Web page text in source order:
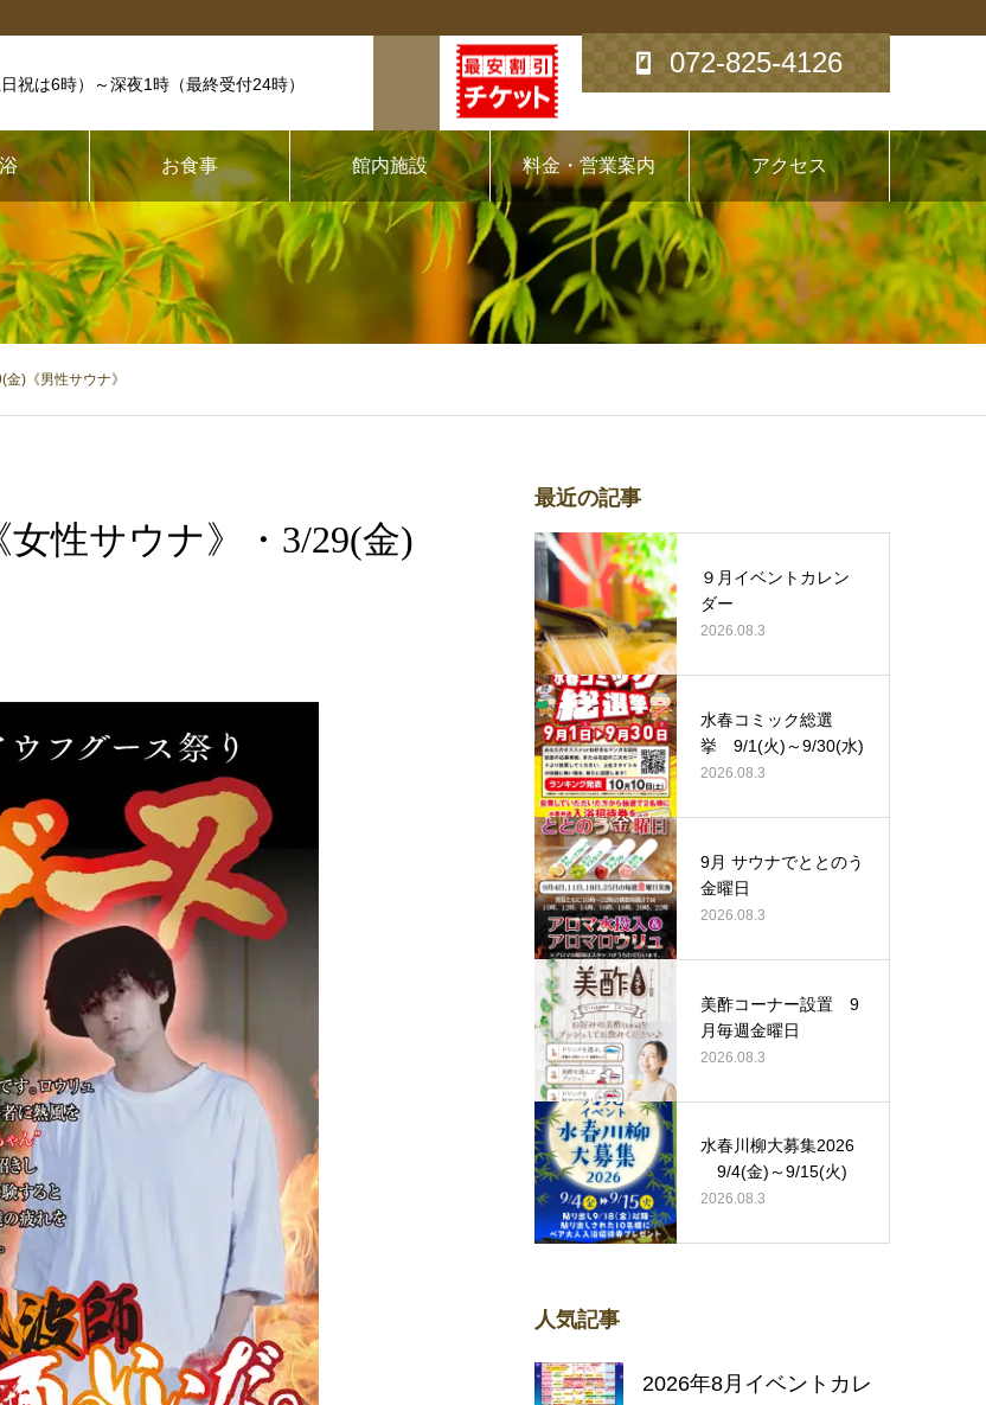
祝は6時） ～深夜1時（最終受付24時）
072-825-4126
お食事 館内施設 料金・営業案内 アクセス
)《男性サウナ》
女性サウナ》・3/29(金)
最近の記事
９月イベントカレン
ダー
2026.08.3
水春コミック総選
挙 9/1(火)～9/30(水)
2026.08.3
9月 サウナでととのう
金曜日
2026.08.3
美酢コーナー設置 9
月毎週金曜日
2026.08.3
水春川柳大募集2026
9/4(金)～9/15(火)
2026.08.3
人気記事
2026年8月イベントカレ